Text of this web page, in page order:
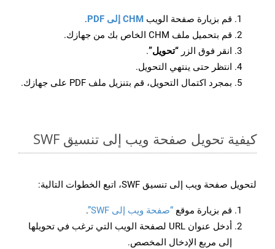
قم بزيارة صفحة الويب CHM إلى PDF
.
قم بتحميل ملف CHM الخاص بك من جهازك.
انقر فوق الزر “تحويل”.
انتظر حتى ينتهي التحويل.
بمجرد اكتمال التحويل، قم بتنزيل ملف PDF على جهازك.
كيفية تحويل صفحة ويب إلى تنسيق SWF
لتحويل صفحة ويب إلى تنسيق SWF، اتبع الخطوات التالية:
قم بزيارة موقع “صفحة ويب إلى SWF”
.
أدخل عنوان URL لصفحة الويب التي ترغب في تحويلها
إلى مربع الإدخال المخصص.